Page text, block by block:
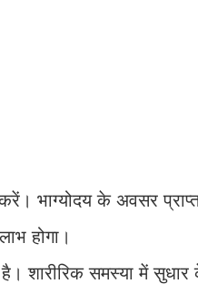
भाग्योदय के अवसर
होगा।
शारीरिक समस्या में सुधार